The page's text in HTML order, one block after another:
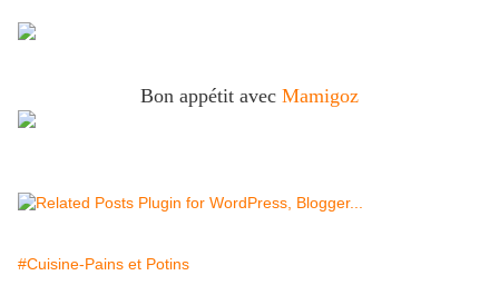
Bon appétit avec Mamigoz
#Cuisine-Pains et Potins